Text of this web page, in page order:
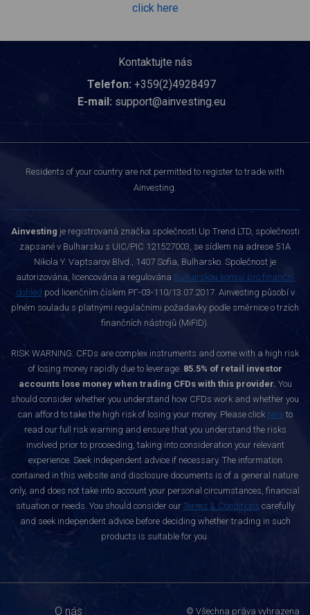
click here
Kontaktujte nás
Telefon: +359(2)4928497
E-mail: support@ainvesting.eu
Residents of your country are not permitted to register to trade with
Ainvesting.
Ainvesting je registrovaná značka společnosti Up Trend LTD, společnosti
zapsané v Bulharsku s UIC/PIC 121527003, se sídlem na adrese 51A
Nikola Y. Vaptsarov Blvd., 1407 Sofia, Bulharsko. Společnost je
autorizována, licencována a regulována Bulharskou komisí pro finanční
dohled pod licenčním číslem РГ-03-110/13.07.2017. Ainvesting působí v
plném souladu s platnými regulačními požadavky podle směrnice o trzích
finančních nástrojů (MiFID).
RISK WARNING: CFDs are complex instruments and come with a high risk
of losing money rapidly due to leverage. 85.5% of retail investor
accounts lose money when trading CFDs with this provider. You
should consider whether you understand how CFDs work and whether you
can afford to take the high risk of losing your money. Please click hereto
read our full risk warning and ensure that you understand the risks
involved prior to proceeding, taking into consideration your relevant
experience. Seek independent advice if necessary. The information
contained in this website and disclosure documents is of a general nature
only, and does not take into account your personal circumstances, financial
situation or needs. You should consider our Terms & Conditions carefully
and seek independent advice before deciding whether trading in such
products is suitable for you.
O nás © Všechna práva vyhrazena